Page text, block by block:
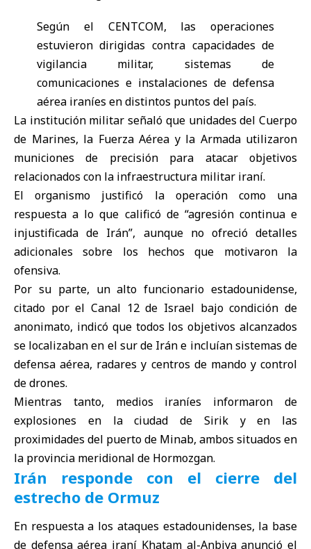
Según el CENTCOM, las operaciones
estuvieron dirigidas contra capacidades de
vigilancia militar, sistemas de
comunicaciones e instalaciones de defensa
aérea iraníes en distintos puntos del país.
La institución militar señaló que unidades del Cuerpo
de Marines, la Fuerza Aérea y la Armada utilizaron
municiones de precisión para atacar objetivos
relacionados con la infraestructura militar iraní.
El organismo justificó la operación como una
respuesta a lo que calificó de “agresión continua e
injustificada de Irán”, aunque no ofreció detalles
adicionales sobre los hechos que motivaron la
ofensiva.
Por su parte, un alto funcionario estadounidense,
citado por el Canal 12 de Israel bajo condición de
anonimato, indicó que todos los objetivos alcanzados
se localizaban en el sur de Irán e incluían sistemas de
defensa aérea, radares y centros de mando y control
de drones.
Mientras tanto, medios iraníes informaron de
explosiones en la ciudad de Sirik y en las
proximidades del puerto de Minab, ambos situados en
la provincia meridional de Hormozgan.
Irán responde con el cierre del
estrecho de Ormuz
En respuesta a los ataques estadounidenses, la base
de defensa aérea iraní Khatam al-Anbiya anunció el